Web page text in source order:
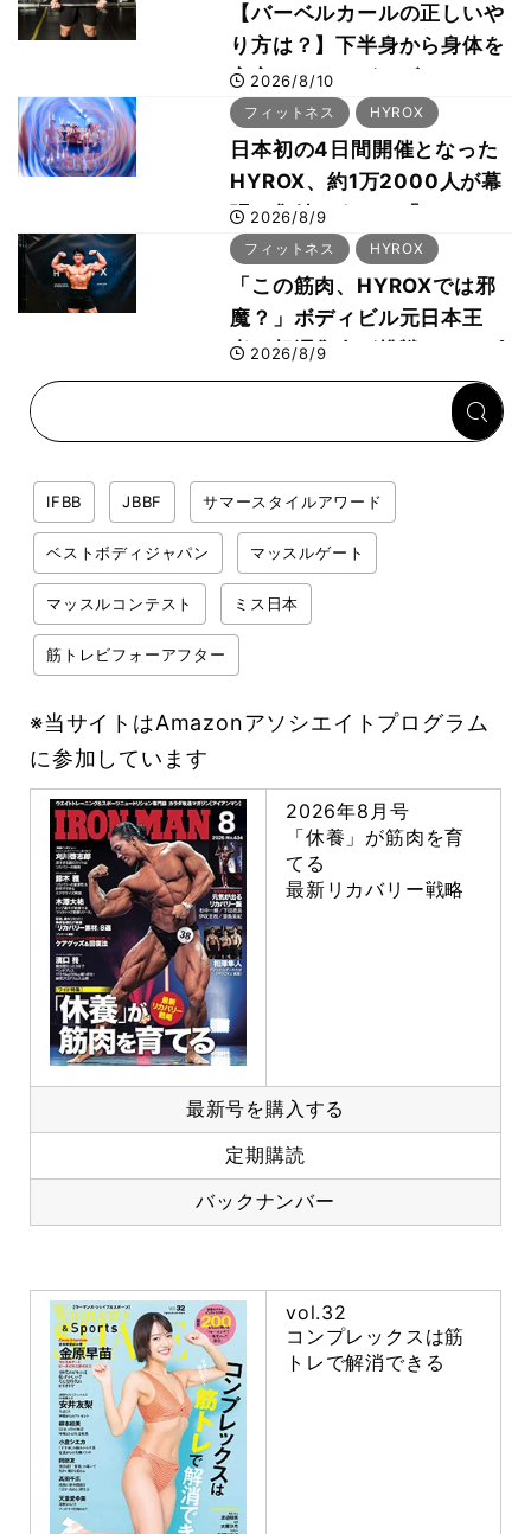
木雅選手が解説
【バーベルカールの正しいや
り方は？】下半身から身体を
安定させるのがカギ！
2026/8/10
フィットネス HYROX
日本初の4日間開催となった
HYROX、約1万2000人が幕
張に集結 すでに「2028、
29年の大会も準備」
2026/8/9
フィットネス HYROX
「この筋肉、HYROXでは邪
魔？」ボディビル元日本王
者・相澤隼人が挑戦 バーピ
ーでは驚異の種目2位
2026/8/9
IFBB JBBF サマースタイルアワード
ベストボディジャパン マッスルゲート
マッスルコンテスト ミス日本
筋トレビフォーアフター
※当サイトはAmazonアソシエイトプログラム
に参加しています
2026年8月号
「休養」が筋肉を育
てる
最新リカバリー戦略
最新号を購入する
定期購読
バックナンバー
vol.32
コンプレックスは筋
トレで解消できる